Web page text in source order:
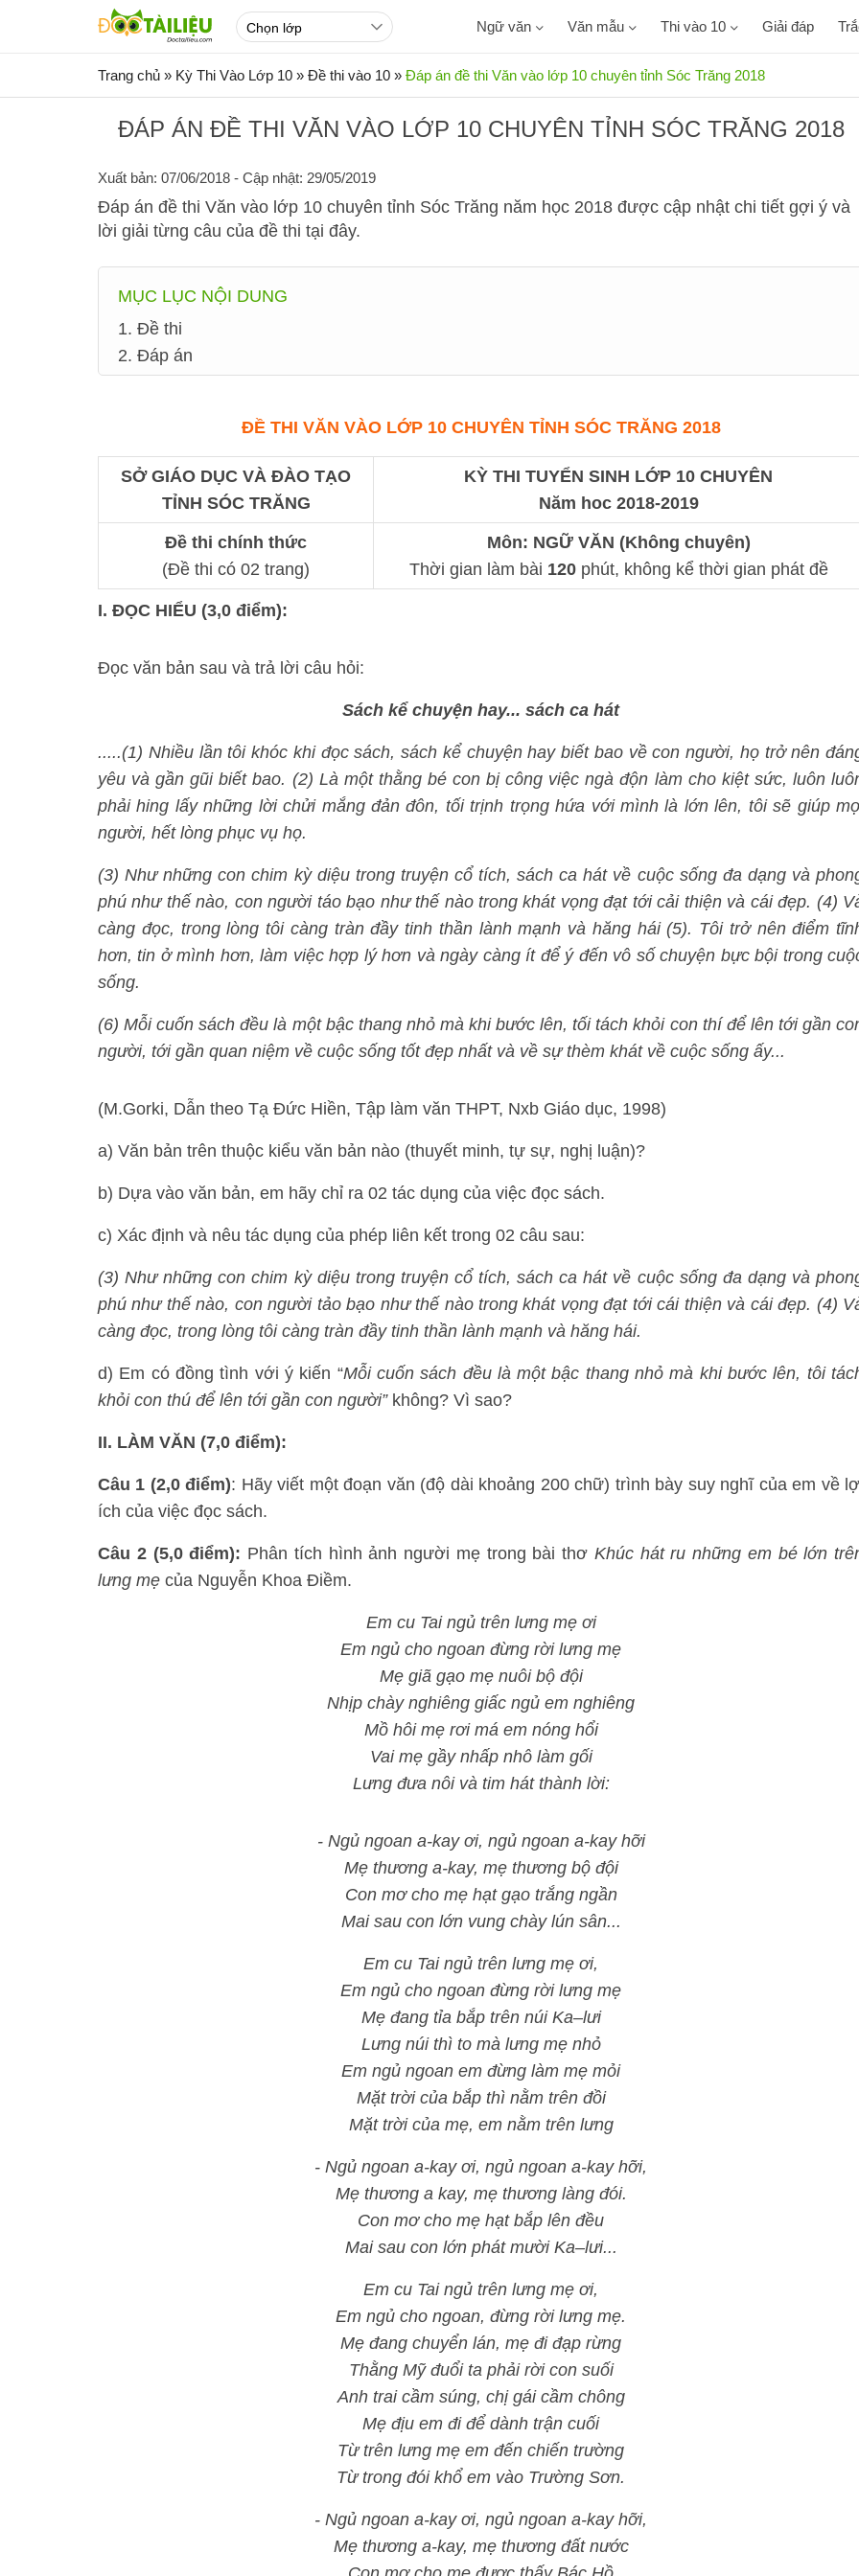
Ngữ văn Văn mẫu Thi vào 10 Giải đáp
Trang chủ » Kỳ Thi Vào Lớp 10 » Đề thi vào 10 » Đáp án đề thi Văn vào lớp 10 chuyên tỉnh Sóc Trăng 2018
ĐÁP ÁN ĐỀ THI VĂN VÀO LỚP 10 CHUYÊN TỈNH SÓC TRĂNG 2018
Xuất bản: 07/06/2018 - Cập nhật: 29/05/2019
Đáp án đề thi Văn vào lớp 10 chuyên tỉnh Sóc Trăng năm học 2018 được cập nhật chi tiết gợi ý và
lời giải từng câu của đề thi tại đây.
MỤC LỤC NỘI DUNG
1. Đề thi
2. Đáp án
ĐỀ THI VĂN VÀO LỚP 10 CHUYÊN TỈNH SÓC TRĂNG 2018
SỞ GIÁO DỤC VÀ ĐÀO TẠO
TỈNH SÓC TRĂNG
KỲ THI TUYỂN SINH LỚP 10 CHUYÊN
Năm hoc 2018-2019
Đề thi chính thức
(Đề thi có 02 trang)
Môn: NGỮ VĂN (Không chuyên)
Thời gian làm bài 120 phút, không kể thời gian phát đề
I. ĐỌC HIỂU (3,0 điểm):
Đọc văn bản sau và trả lời câu hỏi:
Sách kể chuyện hay... sách ca hát
.....(1) Nhiều lần tôi khóc khi đọc sách, sách kể chuyện hay biết bao về con người, họ trở nên
yêu và gần gũi biết bao. (2) Là một thằng bé con bị công việc ngà độn làm cho kiệt sức, luôn
phải hing lấy những lời chửi mắng đản đôn, tối trịnh trọng hứa với mình là lớn lên, tôi sẽ giúp
người, hết lòng phục vụ họ.
(3) Như những con chim kỳ diệu trong truyện cổ tích, sách ca hát về cuộc sống đa dạng và
phú như thế nào, con người táo bạo như thế nào trong khát vọng đạt tới cải thiện và cái đẹp. (4)
càng đọc, trong lòng tôi càng tràn đầy tinh thần lành mạnh và hăng hái (5). Tôi trở nên điểm
hơn, tin ở mình hơn, làm việc hợp lý hơn và ngày càng ít để ý đến vô số chuyện bực bội trong
sống.
(6) Mỗi cuốn sách đều là một bậc thang nhỏ mà khi bước lên, tối tách khỏi con thí để lên tới gần
người, tới gần quan niệm về cuộc sống tốt đẹp nhất và về sự thèm khát về cuộc sống ấy...
(M.Gorki, Dẫn theo Tạ Đức Hiền, Tập làm văn THPT, Nxb Giáo dục, 1998)
a) Văn bản trên thuộc kiểu văn bản nào (thuyết minh, tự sự, nghị luận)?
b) Dựa vào văn bản, em hãy chỉ ra 02 tác dụng của việc đọc sách.
c) Xác định và nêu tác dụng của phép liên kết trong 02 câu sau:
(3) Như những con chim kỳ diệu trong truyện cổ tích, sách ca hát về cuộc sống đa dạng và
phú như thế nào, con người tảo bạo như thế nào trong khát vọng đạt tới cái thiện và cái đẹp. (4)
càng đọc, trong lòng tôi càng tràn đầy tinh thần lành mạnh và hăng hái.
d) Em có đồng tình với ý kiến “Mỗi cuốn sách đều là một bậc thang nhỏ mà khi bước lên, tôi
khỏi con thú để lên tới gần con người”không? Vì sao?
II. LÀM VĂN (7,0 điểm):
Câu 1 (2,0 điểm): Hãy viết một đoạn văn (độ dài khoảng 200 chữ) trình bày suy nghĩ của em về
ích của việc đọc sách.
Câu 2 (5,0 điểm): Phân tích hình ảnh người mẹ trong bài thơ Khúc hát ru những em bé lớn
lưng mẹ của Nguyễn Khoa Điềm.
Em cu Tai ngủ trên lưng mẹ ơi
Em ngủ cho ngoan đừng rời lưng mẹ
Mẹ giã gạo mẹ nuôi bộ đội
Nhịp chày nghiêng giấc ngủ em nghiêng
Mồ hôi mẹ rơi má em nóng hổi
Vai mẹ gầy nhấp nhô làm gối
Lưng đưa nôi và tim hát thành lời:
- Ngủ ngoan a-kay ơi, ngủ ngoan a-kay hỡi
Mẹ thương a-kay, mẹ thương bộ đội
Con mơ cho mẹ hạt gạo trắng ngần
Mai sau con lớn vung chày lún sân...
Em cu Tai ngủ trên lưng mẹ ơi,
Em ngủ cho ngoan đừng rời lưng mẹ
Mẹ đang tỉa bắp trên núi Ka–lưi
Lưng núi thì to mà lưng mẹ nhỏ
Em ngủ ngoan em đừng làm mẹ mỏi
Mặt trời của bắp thì nằm trên đồi
Mặt trời của mẹ, em nằm trên lưng
- Ngủ ngoan a-kay ơi, ngủ ngoan a-kay hỡi,
Mẹ thương a kay, mẹ thương làng đói.
Con mơ cho mẹ hạt bắp lên đều
Mai sau con lớn phát mười Ka–lưi...
Em cu Tai ngủ trên lưng mẹ ơi,
Em ngủ cho ngoan, đừng rời lưng mẹ.
Mẹ đang chuyển lán, mẹ đi đạp rừng
Thằng Mỹ đuổi ta phải rời con suối
Anh trai cầm súng, chị gái cầm chông
Mẹ địu em đi để dành trận cuối
Từ trên lưng mẹ em đến chiến trường
Từ trong đói khổ em vào Trường Sơn.
- Ngủ ngoan a-kay ơi, ngủ ngoan a-kay hỡi,
Mẹ thương a-kay, mẹ thương đất nước